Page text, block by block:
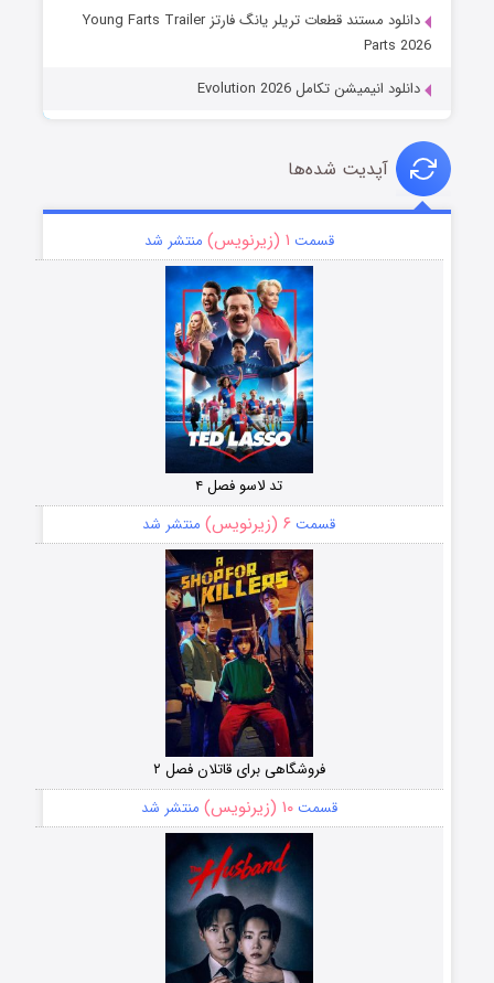
دانلود مستند قطعات تریلر یانگ فارتز Young Farts Trailer
Parts 2026
دانلود انیمیشن تکامل Evolution 2026
آپدیت شده‌ها
قسمت ۱ (زیرنویس) منتشر شد
تد لاسو فصل ۴
قسمت ۶ (زیرنویس) منتشر شد
فروشگاهی برای قاتلان فصل ۲
قسمت۱۰ (زیرنویس) منتشر شد